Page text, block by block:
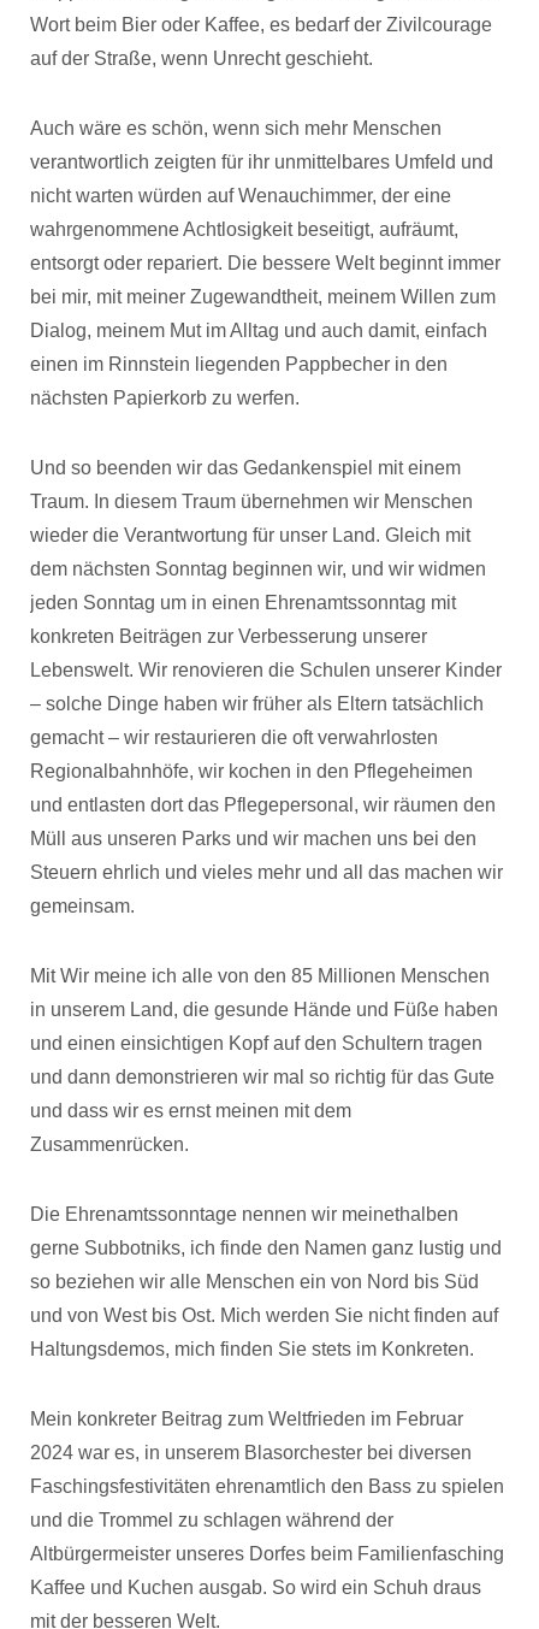
Wort beim Bier oder Kaffee, es bedarf der Zivilcourage
auf der Straße, wenn Unrecht geschieht.
Auch wäre es schön, wenn sich mehr Menschen
verantwortlich zeigten für ihr unmittelbares Umfeld und
nicht warten würden auf Wenauchimmer, der eine
wahrgenommene Achtlosigkeit beseitigt, aufräumt,
entsorgt oder repariert. Die bessere Welt beginnt immer
bei mir, mit meiner Zugewandtheit, meinem Willen zum
Dialog, meinem Mut im Alltag und auch damit, einfach
einen im Rinnstein liegenden Pappbecher in den
nächsten Papierkorb zu werfen.
Und so beenden wir das Gedankenspiel mit einem
Traum. In diesem Traum übernehmen wir Menschen
wieder die Verantwortung für unser Land. Gleich mit
dem nächsten Sonntag beginnen wir, und wir widmen
jeden Sonntag um in einen Ehrenamtssonntag mit
konkreten Beiträgen zur Verbesserung unserer
Lebenswelt. Wir renovieren die Schulen unserer Kinder
– solche Dinge haben wir früher als Eltern tatsächlich
gemacht – wir restaurieren die oft verwahrlosten
Regionalbahnhöfe, wir kochen in den Pflegeheimen
und entlasten dort das Pflegepersonal, wir räumen den
Müll aus unseren Parks und wir machen uns bei den
Steuern ehrlich und vieles mehr und all das machen wir
gemeinsam.
Mit Wir meine ich alle von den 85 Millionen Menschen
in unserem Land, die gesunde Hände und Füße haben
und einen einsichtigen Kopf auf den Schultern tragen
und dann demonstrieren wir mal so richtig für das Gute
und dass wir es ernst meinen mit dem
Zusammenrücken.
Die Ehrenamtssonntage nennen wir meinethalben
gerne Subbotniks, ich finde den Namen ganz lustig und
so beziehen wir alle Menschen ein von Nord bis Süd
und von West bis Ost. Mich werden Sie nicht finden auf
Haltungsdemos, mich finden Sie stets im Konkreten.
Mein konkreter Beitrag zum Weltfrieden im Februar
2024 war es, in unserem Blasorchester bei diversen
Faschingsfestivitäten ehrenamtlich den Bass zu spielen
und die Trommel zu schlagen während der
Altbürgermeister unseres Dorfes beim Familienfasching
Kaffee und Kuchen ausgab. So wird ein Schuh draus
mit der besseren Welt.